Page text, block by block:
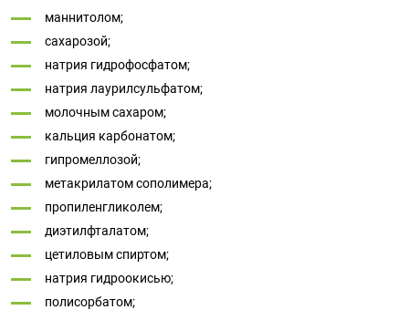
маннитолом;
сахарозой;
натрия гидрофосфатом;
натрия лаурилсульфатом;
молочным сахаром;
кальция карбонатом;
гипромеллозой;
метакрилатом сополимера;
пропиленгликолем;
диэтилфталатом;
цетиловым спиртом;
натрия гидроокисью;
полисорбатом;